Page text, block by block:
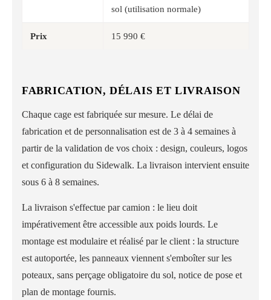
sol (utilisation normale)
Prix 15 990 €
FABRICATION, DÉLAIS ET LIVRAISON
Chaque cage est fabriquée sur mesure. Le délai de
fabrication et de personnalisation est de 3 à 4 semaines à
partir de la validation de vos choix : design, couleurs, logos
et configuration du Sidewalk. La livraison intervient ensuite
sous 6 à 8 semaines.
La livraison s'effectue par camion : le lieu doit
impérativement être accessible aux poids lourds. Le
montage est modulaire et réalisé par le client : la structure
est autoportée, les panneaux viennent s'emboîter sur les
poteaux, sans perçage obligatoire du sol, notice de pose et
plan de montage fournis.